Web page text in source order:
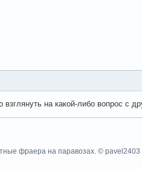
взглянуть на какой-либо вопрос с
фраера на паравозах. © pavel2403